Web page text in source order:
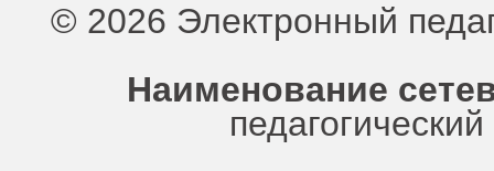
© 2026 Электронный
Наименование